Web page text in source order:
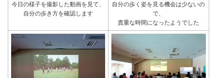
今日の様子を撮影した動画を見て、
自分の歩き方を確認します
自分の歩く姿を見る機会は少ないの
で、
貴重な時間になったようでした